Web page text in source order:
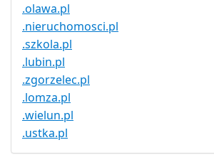
.olawa.pl
.nieruchomosci.pl
.szkola.pl
.lubin.pl
.zgorzelec.pl
.lomza.pl
.wielun.pl
.ustka.pl